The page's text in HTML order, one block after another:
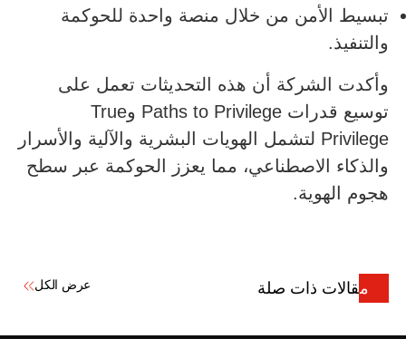
تبسيط الأمن من خلال منصة واحدة للحوكمة
والتنفيذ.
وأكدت الشركة أن هذه التحديثات تعمل على
توسيع قدرات Paths to Privilege وTrue
Privilege لتشمل الهويات البشرية والآلية والأسرار
والذكاء الاصطناعي، مما يعزز الحوكمة عبر سطح
هجوم الهوية.
مقالات ذات صلة عرض الكل